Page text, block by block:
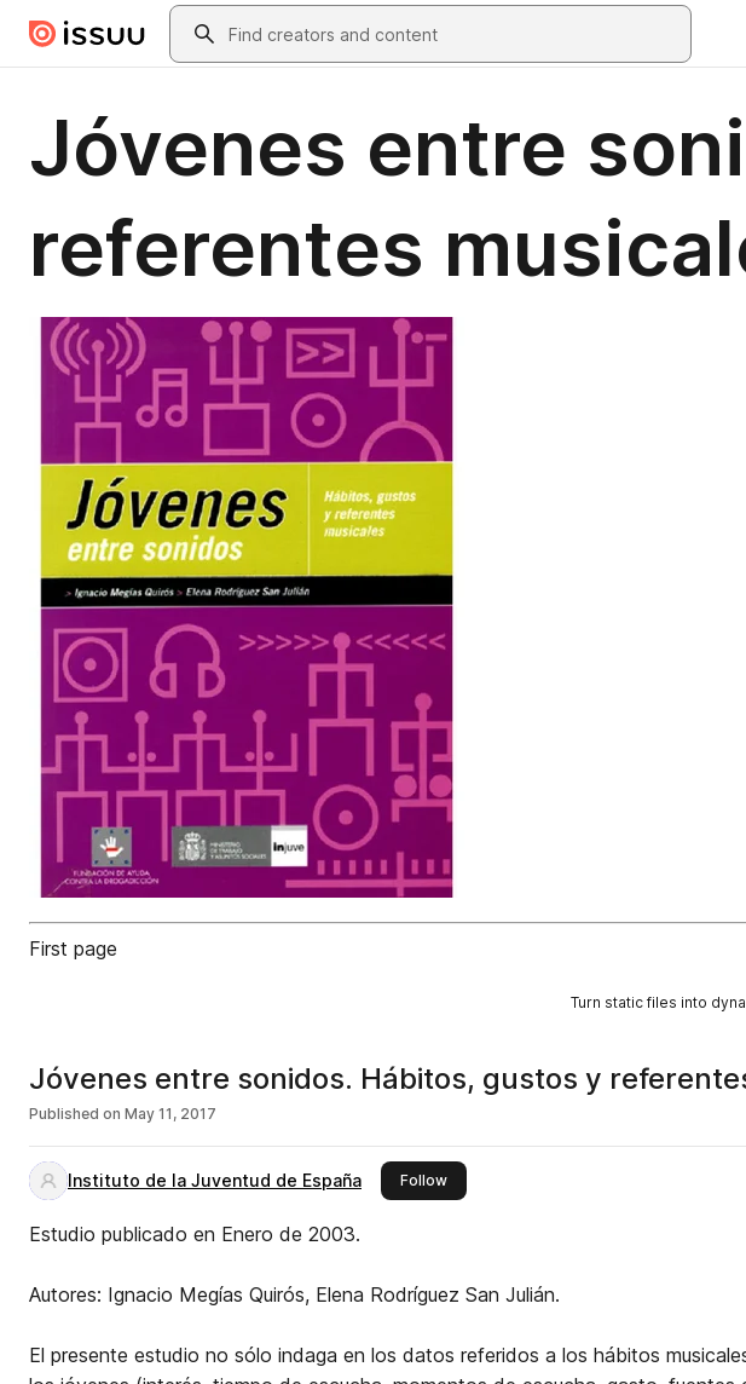
Skip to main contentSearch
Jóvenes entre
referentes
First page
Turn static files into
Jóvenes entre sonidos. Hábitos, gustos y
Published on May 11, 2017
Instituto de la Juventud de España Followthis publisher
Estudio publicado en Enero de 2003.
Autores: Ignacio Megías Quirós, Elena Rodríguez San Julián.
El presente estudio no sólo indaga en los datos referidos a los hábitos